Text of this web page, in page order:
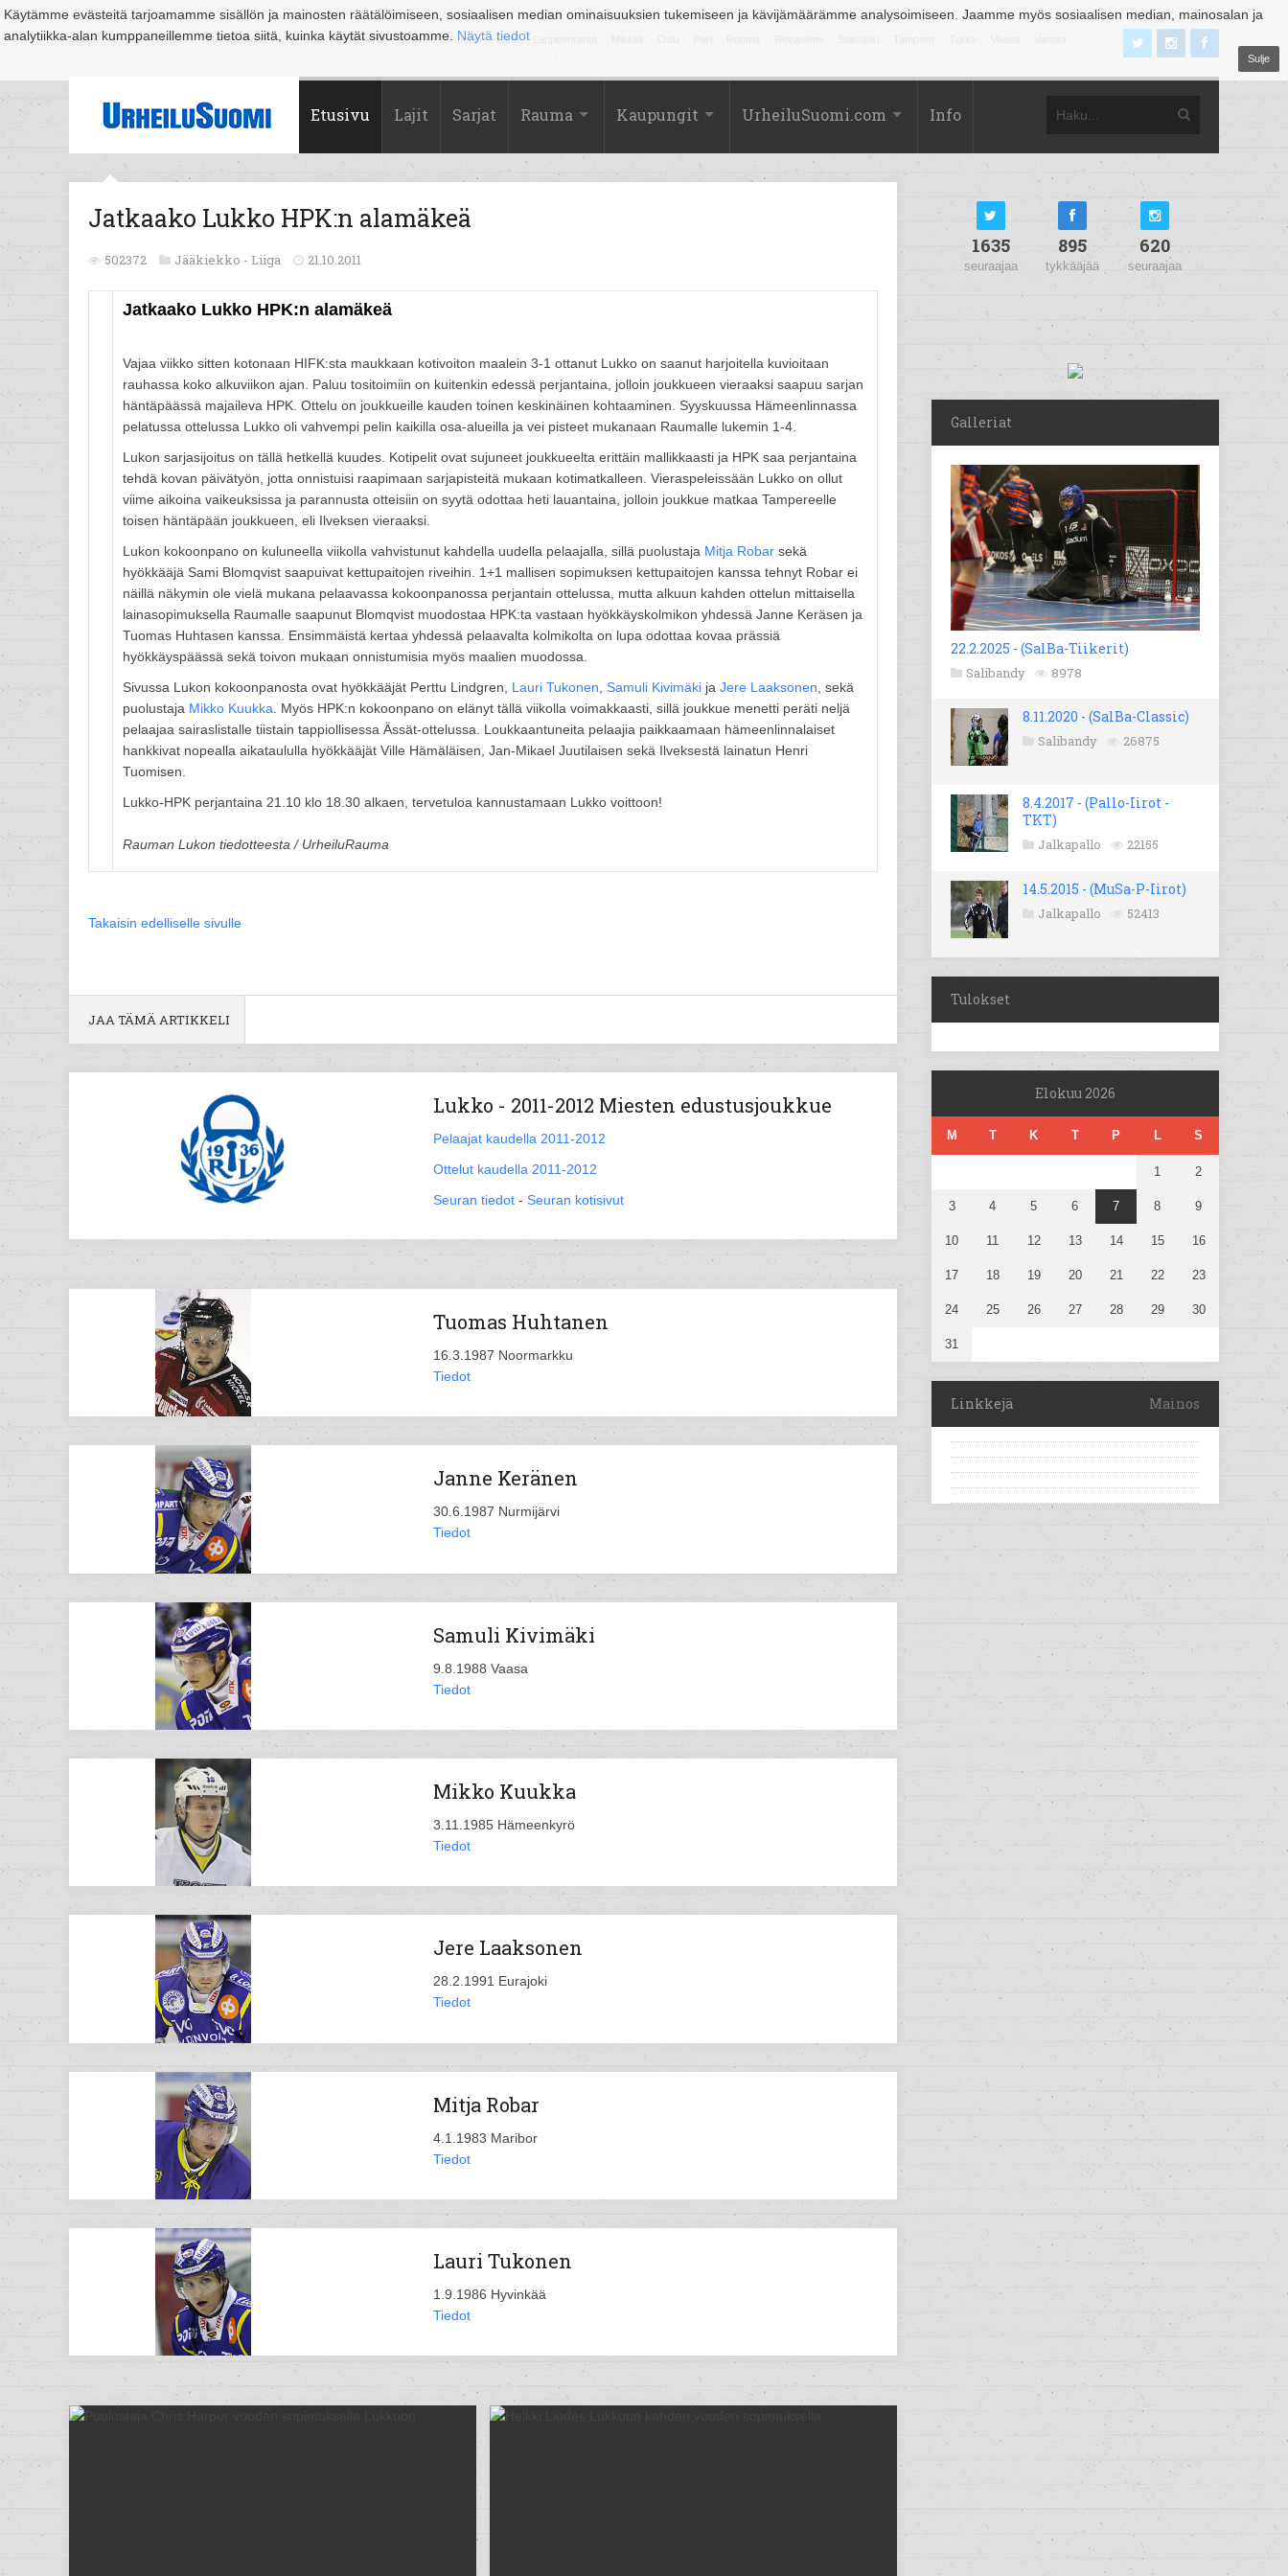
Käytämme evästeitä tarjoamamme sisällön ja mainosten räätälöimiseen, sosiaalisen median ominaisuuksien tukemiseen ja kävijämäärämme analysoimiseen. Jaamme myös sosiaalisen median, mainosalan ja
analytiikka-alan kumppaneillemme tietoa siitä, kuinka käytät sivustoamme. Näytä tiedot
Sulje
Suomi Espoo Helsinki Hämeenlinna Joensuu Jyväskylä Kouvola Kuopio Lahti
Etusivu Lajit Sarjat Rauma Kaupungit UrheiluSuomi.com Info
Jatkaako Lukko HPK:n alamäkeä
502372 Jääkiekko - Liiga 21.10.2011
Jatkaako Lukko HPK:n alamäkeä
Vajaa viikko sitten kotonaan HIFK:sta maukkaan kotivoiton maalein 3-1 ottanut Lukko on saanut harjoitella kuvioitaan
rauhassa koko alkuviikon ajan. Paluu tositoimiin on kuitenkin edessä perjantaina, jolloin joukkueen vieraaksi saapuu sarjan
häntäpäässä majaileva HPK. Ottelu on joukkueille kauden toinen keskinäinen kohtaaminen. Syyskuussa Hämeenlinnassa
pelatussa ottelussa Lukko oli vahvempi pelin kaikilla osa-alueilla ja vei pisteet mukanaan Raumalle lukemin 1-4.
Lukon sarjasijoitus on tällä hetkellä kuudes. Kotipelit ovat sujuneet joukkueelta erittäin mallikkaasti ja HPK saa perjantaina
tehdä kovan päivätyön, jotta onnistuisi raapimaan sarjapisteitä mukaan kotimatkalleen. Vieraspeleissään Lukko on ollut
viime aikoina vaikeuksissa ja parannusta otteisiin on syytä odottaa heti lauantaina, jolloin joukkue matkaa Tampereelle
toisen häntäpään joukkueen, eli Ilveksen vieraaksi.
Lukon kokoonpano on kuluneella viikolla vahvistunut kahdella uudella pelaajalla, sillä puolustaja Mitja Robar sekä
hyökkääjä Sami Blomqvist saapuivat kettupaitojen riveihin. 1+1 mallisen sopimuksen kettupaitojen kanssa tehnyt Robar ei
näillä näkymin ole vielä mukana pelaavassa kokoonpanossa perjantain ottelussa, mutta alkuun kahden ottelun mittaisella
lainasopimuksella Raumalle saapunut Blomqvist muodostaa HPK:ta vastaan hyökkäyskolmikon yhdessä Janne Keräsen ja
Tuomas Huhtasen kanssa. Ensimmäistä kertaa yhdessä pelaavalta kolmikolta on lupa odottaa kovaa prässiä
hyökkäyspäässä sekä toivon mukaan onnistumisia myös maalien muodossa.
Sivussa Lukon kokoonpanosta ovat hyökkääjät Perttu Lindgren, Lauri Tukonen Samuli Kivimäki ja Jere Laaksonen , sekä
puolustaja Mikko Kuukka . Myös HPK:n kokoonpano on elänyt tällä viikolla voimakkaasti, sillä joukkue menetti peräti neljä
pelaajaa sairaslistalle tiistain tappiollisessa Ässät-ottelussa. Loukkaantuneita pelaajia paikkaamaan hämeenlinnalaiset
hankkivat nopealla aikataululla hyökkääjät Ville Hämäläisen, Jan-Mikael Juutilaisen sekä Ilveksestä lainatun Henri
Tuomisen.
Lukko-HPK perjantaina 21.10 klo 18.30 alkaen, tervetuloa kannustamaan Lukko voittoon!
Rauman Lukon tiedotteesta / UrheiluRauma
Takaisin edelliselle sivulle
JAA TÄMÄ ARTIKKELI
Lukko - 2011-2012 Miesten edustusjoukkue
Pelaajat kaudella 2011-2012
Ottelut kaudella 2011-2012
Seuran tiedot - Seuran kotisivut
Tuomas Huhtanen
16.3.1987 Noormarkku
Tiedot
Janne Keränen
30.6.1987 Nurmijärvi
Tiedot
Samuli Kivimäki
9.8.1988 Vaasa
Tiedot
Mikko Kuukka
3.11.1985 Hämeenkyrö
Tiedot
Jere Laaksonen
28.2.1991 Eurajoki
Tiedot
Mitja Robar
4.1.1983 Maribor
Tiedot
Lauri Tukonen
1.9.1986 Hyvinkää
Tiedot
1635
seuraajaa
895
tykkääjää
620
seuraajaa
Galleriat
22.2.2025 - (SalBa-Tiikerit)
Salibandy 8978
8.11.2020 - (SalBa-Classic)
Salibandy 26875
8.4.2017 - (Pallo-Iirot -
TKT)
Jalkapallo 22155
14.5.2015 - (MuSa-P-Iirot)
Jalkapallo 52413
Tulokset
Elokuu 2026
M T K T P L S
1 2
3 4 5 6 7 8 9
10 11 12 13 14 15 16
17 18 19 20 21 22 23
24 25 26 27 28 29 30
31
Linkkejä Mainos